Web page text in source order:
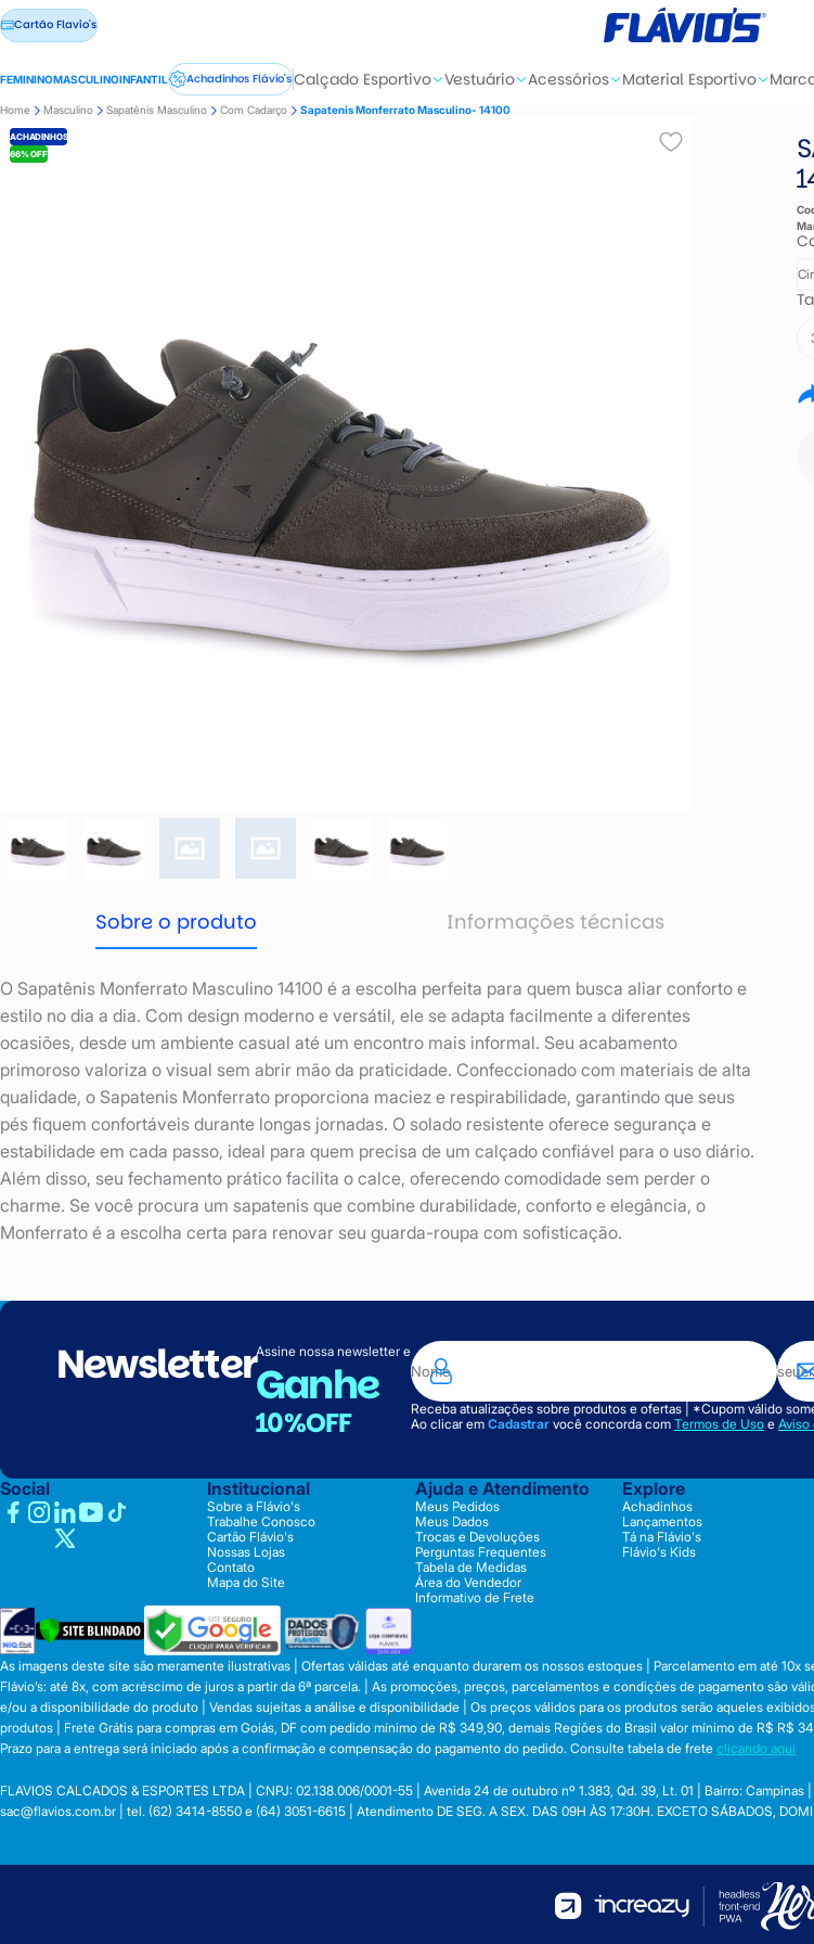
Cartão Flavio's
FEMININOMASCULINOINFANTIL Achadinhos Flávio'sCalçado Esportivo Vestuário Acessórios Material Esportivo
Home Masculino Sapatênis Masculino Com Cadarço Sapatenis Monferrato Masculino- 14100
66% OFF
ACHADINHOS
Sobre o produto Informações técnicas
O Sapatênis Monferrato Masculino 14100 é a escolha perfeita para quem busca aliar conforto e
estilo no dia a dia. Com design moderno e versátil, ele se adapta facilmente a diferentes
ocasiões, desde um ambiente casual até um encontro mais informal. Seu acabamento
primoroso valoriza o visual sem abrir mão da praticidade. Confeccionado com materiais de alta
qualidade, o Sapatenis Monferrato proporciona maciez e respirabilidade, garantindo que seus
pés fiquem confortáveis durante longas jornadas. O solado resistente oferece segurança e
estabilidade em cada passo, ideal para quem precisa de um calçado confiável para o uso diário.
Além disso, seu fechamento prático facilita o calce, oferecendo comodidade sem perder o
charme. Se você procura um sapatenis que combine durabilidade, conforto e elegância, o
Monferrato é a escolha certa para renovar seu guarda-roupa com sofisticação.
NewsletterAssine nossa newsletter e
Ganhe
10%OFF
Receba atualizações sobre produtos e ofertas | *Cupom válido
Ao clicar em Cadastrar você concorda com Termos de Uso e Aviso
Social Institucional
Sobre a Flávio's
Trabalhe Conosco
Cartão Flávio's
Nossas Lojas
Contato
Mapa do Site
Ajuda e Atendimento
Meus Pedidos
Meus Dados
Trocas e Devoluções
Perguntas Frequentes
Tabela de Medidas
Área do Vendedor
Informativo de Frete
Explore
Achadinhos
Lançamentos
Tá na Flávio's
Flávio's Kids
As imagens deste site são meramente ilustrativas | Ofertas válidas até enquanto durarem os nossos estoques | Parcelamento em até
Flávio’s: até 8x, com acréscimo de juros a partir da 6ª parcela. | As promoções, preços, parcelamentos e condições de pagamento são
e/ou a disponibilidade do produto | Vendas sujeitas a análise e disponibilidade | Os preços válidos para os produtos serão aqueles
produtos | Frete Grátis para compras em Goiás, DF com pedido mínimo de R$ 349,90, demais Regiões do Brasil valor mínimo de R$ R$
Prazo para a entrega será iniciado após a confirmação e compensação do pagamento do pedido. Consulte tabela de frete clicando aqui
FLAVIOS CALCADOS & ESPORTES LTDA | CNPJ: 02.138.006/0001-55 | Avenida 24 de outubro nº 1.383, Qd. 39, Lt. 01 | Bairro: Campinas
sac@flavios.com.br | tel. (62) 3414-8550 e (64) 3051-6615 | Atendimento DE SEG. A SEX. DAS 09H ÀS 17:30H. EXCETO SÁBADOS,